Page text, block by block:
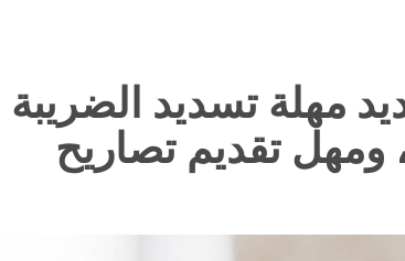
مهلة تسديد
تقديم تصاريح